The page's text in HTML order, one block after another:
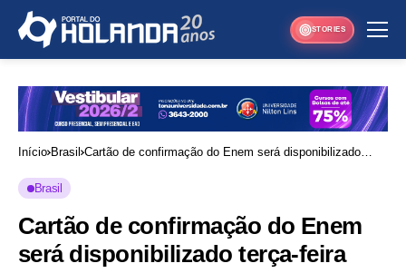
STORIES
Início Brasil Cartão de confirmação do Enem será disponibilizado
Brasil
Cartão de confirmação do Enem
será disponibilizado terça-feira